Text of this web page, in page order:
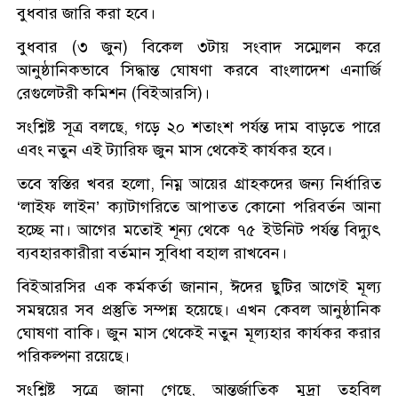
বুধবার জারি করা হবে।
বুধবার (৩ জুন) বিকেল ৩টায় সংবাদ সম্মেলন করে
আনুষ্ঠানিকভাবে সিদ্ধান্ত ঘোষণা করবে বাংলাদেশ এনার্জি
রেগুলেটরী কমিশন (বিইআরসি)।
সংশ্লিষ্ট সূত্র বলছে, গড়ে ২০ শতাংশ পর্যন্ত দাম বাড়তে পারে
এবং নতুন এই ট্যারিফ জুন মাস থেকেই কার্যকর হবে।
তবে স্বস্তির খবর হলো, নিম্ন আয়ের গ্রাহকদের জন্য নির্ধারিত
‘লাইফ লাইন’ ক্যাটাগরিতে আপাতত কোনো পরিবর্তন আনা
হচ্ছে না। আগের মতোই শূন্য থেকে ৭৫ ইউনিট পর্যন্ত বিদ্যুৎ
ব্যবহারকারীরা বর্তমান সুবিধা বহাল রাখবেন।
বিইআরসির এক কর্মকর্তা জানান, ঈদের ছুটির আগেই মূল্য
সমন্বয়ের সব প্রস্তুতি সম্পন্ন হয়েছে। এখন কেবল আনুষ্ঠানিক
ঘোষণা বাকি। জুন মাস থেকেই নতুন মূল্যহার কার্যকর করার
পরিকল্পনা রয়েছে।
সংশ্লিষ্ট সূত্রে জানা গেছে, আন্তর্জাতিক মুদ্রা তহবিল